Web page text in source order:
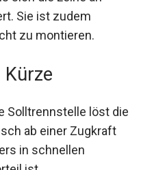
Sie ist zudem
zu montieren.
ab einer
besonders in
von Vorteil ist.